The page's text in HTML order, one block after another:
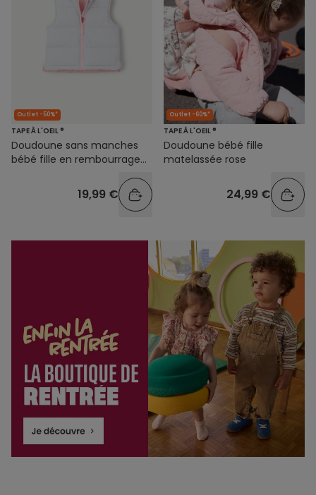
Outlet -50%*
TAPE À L'OEIL ®
Doudoune sans manches
bébé fille en rembourrage
19,99 €
Outlet -60%*
TAPE À L'OEIL ®
Doudoune bébé fille
matelassée rose
24,99 €